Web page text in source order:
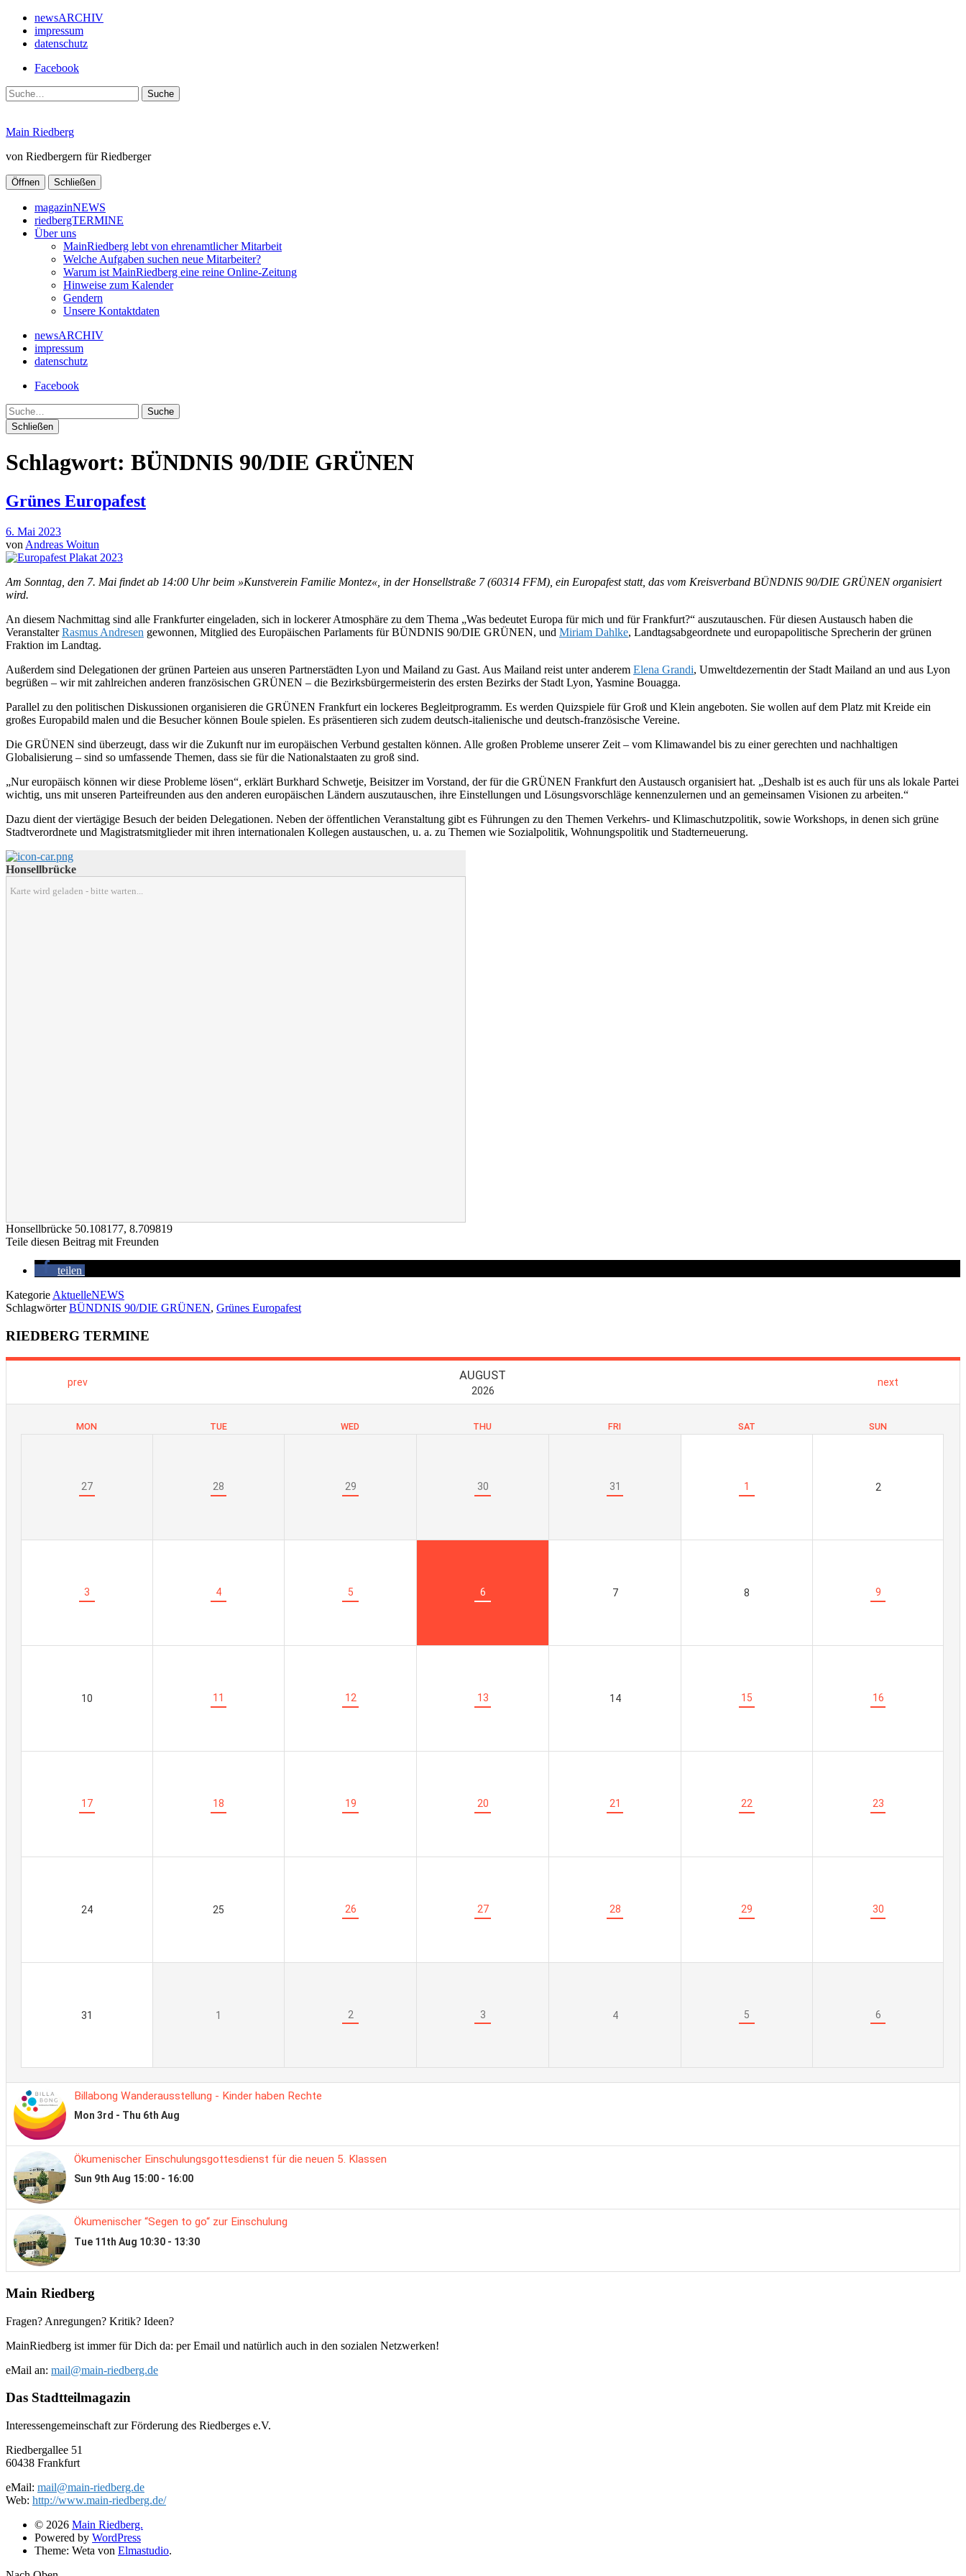
newsARCHIV
impressum
datenschutz
Facebook
Suche
Main Riedberg
von Riedbergern für Riedberger
Öffnen Schließen
magazinNEWS
riedbergTERMINE
Über uns
MainRiedberg lebt von ehrenamtlicher Mitarbeit
Welche Aufgaben suchen neue Mitarbeiter?
Warum ist MainRiedberg eine reine Online-Zeitung
Hinweise zum Kalender
Gendern
Unsere Kontaktdaten
newsARCHIV
impressum
datenschutz
Facebook
Suche
Schließen
Schlagwort: BÜNDNIS 90/DIE GRÜNEN
Grünes Europafest
6. Mai 2023
von Andreas Woitun
Am Sonntag, den 7. Mai findet ab 14:00 Uhr beim »Kunstverein Familie Montez«, in der Honsellstraße 7 (60314 FFM), ein Europafest statt, das vom Kreisverband BÜNDNIS 90/DIE GRÜNEN organisiert
wird.
An diesem Nachmittag sind alle Frankfurter eingeladen, sich in lockerer Atmosphäre zu dem Thema „Was bedeutet Europa für mich und für Frankfurt?“ auszutauschen. Für diesen Austausch haben die
VeranstalterRasmus Andresen gewonnen, Mitglied des Europäischen Parlaments für BÜNDNIS 90/DIE GRÜNEN, und Miriam Dahlke, Landtagsabgeordnete und europapolitische Sprecherin der grünen
Fraktion im Landtag.
Außerdem sind Delegationen der grünen Parteien aus unseren Partnerstädten Lyon und Mailand zu Gast. Aus Mailand reist unter anderem Elena Grandi, Umweltdezernentin der Stadt Mailand an und aus Lyon
begrüßen – wir mit zahlreichen anderen französischen GRÜNEN – die Bezirksbürgermeisterin des ersten Bezirks der Stadt Lyon, Yasmine Bouagga.
Parallel zu den politischen Diskussionen organisieren die GRÜNEN Frankfurt ein lockeres Begleitprogramm. Es werden Quizspiele für Groß und Klein angeboten. Sie wollen auf dem Platz mit Kreide ein
großes Europabild malen und die Besucher können Boule spielen. Es präsentieren sich zudem deutsch-italienische und deutsch-französische Vereine.
Die GRÜNEN sind überzeugt, dass wir die Zukunft nur im europäischen Verbund gestalten können. Alle großen Probleme unserer Zeit – vom Klimawandel bis zu einer gerechten und nachhaltigen
Globalisierung – sind so umfassende Themen, dass sie für die Nationalstaaten zu groß sind.
„Nur europäisch können wir diese Probleme lösen“, erklärt Burkhard Schwetje, Beisitzer im Vorstand, der für die GRÜNEN Frankfurt den Austausch organisiert hat. „Deshalb ist es auch für uns als lokale Partei
wichtig, uns mit unseren Parteifreunden aus den anderen europäischen Ländern auszutauschen, ihre Einstellungen und Lösungsvorschläge kennenzulernen und an gemeinsamen Visionen zu arbeiten.“
Dazu dient der viertägige Besuch der beiden Delegationen. Neben der öffentlichen Veranstaltung gibt es Führungen zu den Themen Verkehrs- und Klimaschutzpolitik, sowie Workshops, in denen sich grüne
Stadtverordnete und Magistratsmitglieder mit ihren internationalen Kollegen austauschen, u. a. zu Themen wie Sozialpolitik, Wohnungspolitik und Stadterneuerung.
Honsellbrücke
Karte wird geladen - bitte warten...
Honsellbrücke 50.108177, 8.709819
Teile diesen Beitrag mit Freunden
teilen
Kategorie AktuelleNEWS
SchlagwörterBÜNDNIS 90/DIE GRÜNEN, Grünes Europafest
RIEDBERG TERMINE
Main Riedberg
Fragen? Anregungen? Kritik? Ideen?
MainRiedberg ist immer für Dich da: per Email und natürlich auch in den sozialen Netzwerken!
eMail an: mail@main-riedberg.de
Das Stadtteilmagazin
Interessengemeinschaft zur Förderung des Riedberges e.V.
Riedbergallee 51
60438 Frankfurt
eMail: mail@main-riedberg.de
Web: http://www.main-riedberg.de/
© 2026 Main Riedberg.
Powered by WordPress
Theme: Weta von Elmastudio.